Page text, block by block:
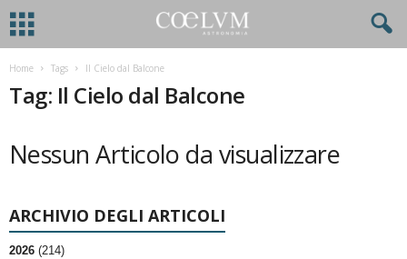
Home Tags Il Cielo dal Balcone
Tag: Il Cielo dal Balcone
Nessun Articolo da visualizzare
ARCHIVIO DEGLI ARTICOLI
2026 (214)